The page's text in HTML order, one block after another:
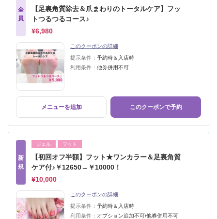
全
員
【足裏角質除去＆爪まわりのトータルケア】フッ
トつるつるコース♪
¥6,980
このクーポンの詳細
提示条件： 予約時＆入店時
利用条件： 他券併用不可
メニューを追加 このクーポンで予約
新
規
ジェル フット
【初回オフ半額】フット★ワンカラー＆足裏角質
ケア付♪￥12650→￥10000！
¥10,000
このクーポンの詳細
提示条件： 予約時＆入店時
利用条件： オプション追加不可/他券併用不可